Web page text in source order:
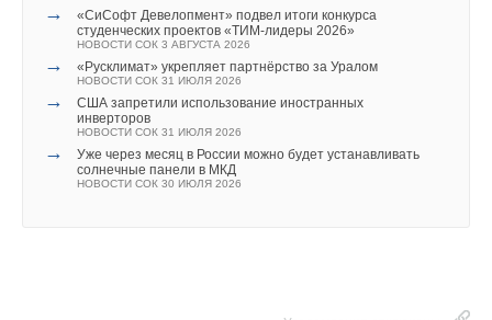
→
«СиСофт Девелопмент» подвел итоги конкурса
студенческих проектов «ТИМ-лидеры 2026»
НОВОСТИ СОК 3 АВГУСТА 2026
→ «Русклимат» укрепляет партнёрство за Уралом
НОВОСТИ СОК 31 ИЮЛЯ 2026
→
США запретили использование иностранных
инверторов
НОВОСТИ СОК 31 ИЮЛЯ 2026
→
Уже через месяц в России можно будет устанавливать
солнечные панели в МКД
НОВОСТИ СОК 30 ИЮЛЯ 2026